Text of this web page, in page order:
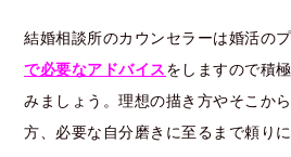
結婚相談所のカウンセラーは婚活のプ
で必要なアドバイスをしますので積
みましょう。理想の描き方やそこか
方、必要な自分磨きに至るまで頼りに